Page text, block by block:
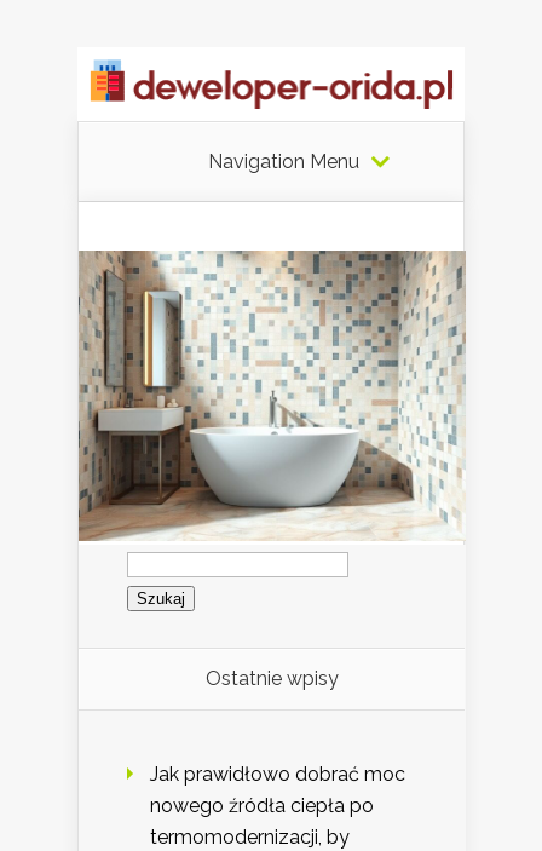
Navigation Menu
Szukaj:
Ostatnie wpisy
Jak prawidłowo dobrać moc
nowego źródła ciepła po
termomodernizacji, by